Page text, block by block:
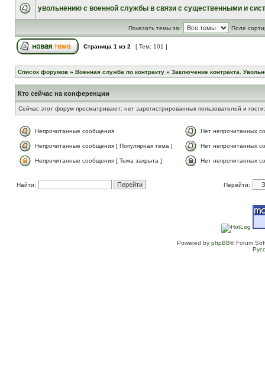
увольнению с военной службы в связи с существенными и
Показать темы за: Поле
Страница 1 из 2 [ Тем: 101 ]
Список форумов » Военная служба по контракту » Заключение контракта.
Кто сейчас на конференции
Сейчас этот форум просматривают: нет зарегистрированных пользователей и
Непрочитанные сообщения Нет непрочитанных
Непрочитанные сообщения [ Популярная тема ] Нет непрочитанных
Непрочитанные сообщения [ Тема закрыта ] Нет непрочитанных
Найти: Перейти:
Powered by phpBB® Forum